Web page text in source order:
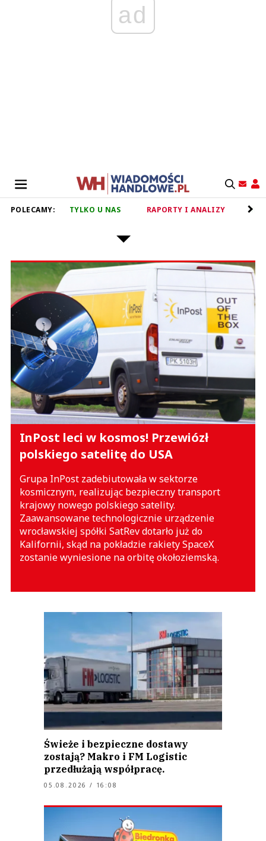
ad
POLECAMY: TYLKO U NAS RAPORTY I ANALIZY
InPost leci w kosmos! Przewiózł
polskiego satelitę do USA
Grupa InPost zadebiutowała w sektorze
kosmicznym, realizując bezpieczny transport
krajowy nowego polskiego satelity.
Zaawansowane technologicznie urządzenie
wrocławskiej spółki SatRev dotarło już do
Kalifornii, skąd na pokładzie rakiety SpaceX
zostanie wyniesione na orbitę okołoziemską.
Świeże i bezpieczne dostawy
zostają? Makro i FM Logistic
przedłużają współpracę.
05.08.2026 / 16:08